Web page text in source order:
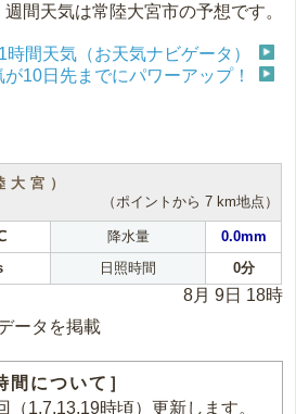
週間天気は常陸大宮市の予想です。
間天気（お天気ナビゲータ）
10日先までにパワーアップ！
大宮）
（ポイントから 7 km地点）
降水量
0.0mm
日照時間 0分
8月 9日 18時
ータを掲載
間について］
1,7,13,19時頃）更新します。